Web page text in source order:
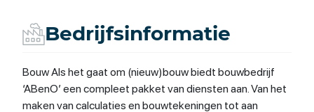
Bedrijfsinformatie
Bouw Als het gaat om (nieuw)bouw biedt bouwbedrijf
‘ABenO’ een compleet pakket van diensten aan. Van het
maken van calculaties en bouwtekeningen tot aan